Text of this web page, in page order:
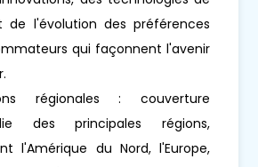
de l'évolution des préférences
qui façonnent l'avenir
régionales : couverture
des principales régions,
l'Amérique du Nord, l'Europe,